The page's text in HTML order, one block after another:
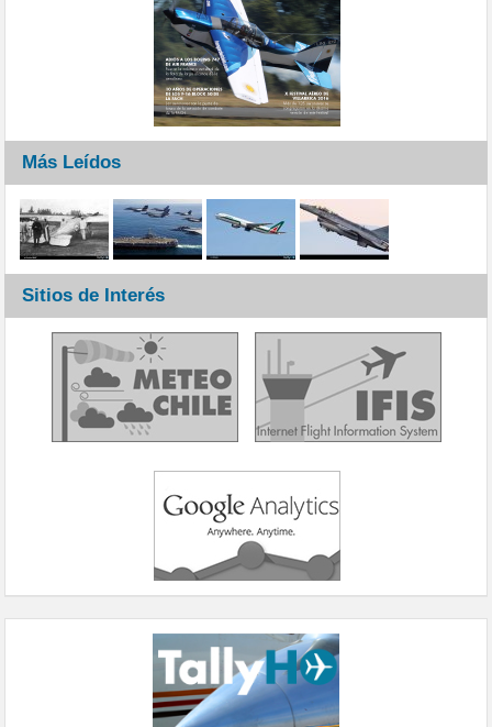
Más Leídos
Sitios de Interés